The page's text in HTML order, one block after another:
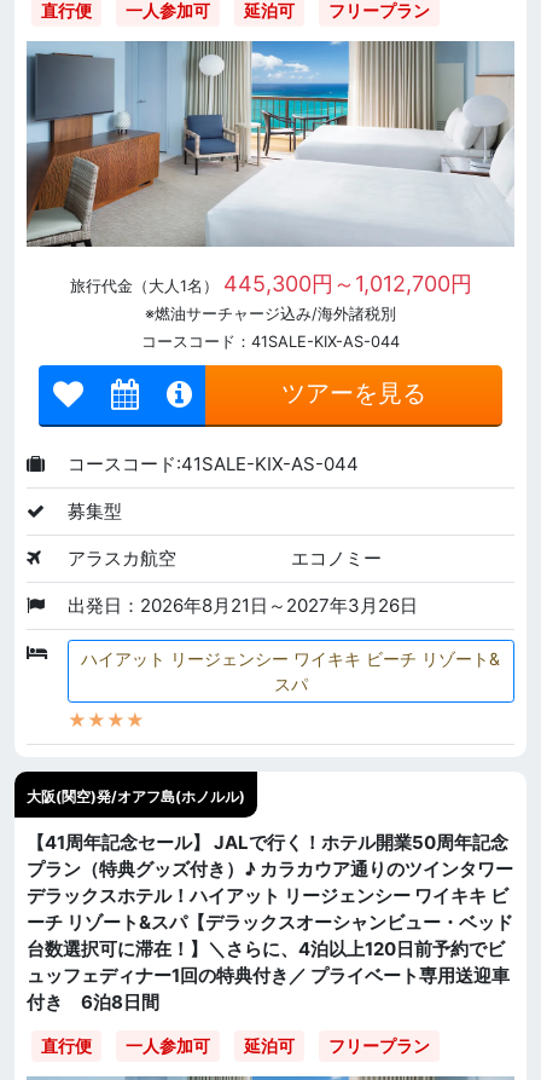
直行便 一人参加可 延泊可 フリープラン
旅行代金（大人1名） 445,300円～1,012,700円
※燃油サーチャージ込み/海外諸税別
コースコード：41SALE-KIX-AS-044
ツアーを見る
コースコード:41SALE-KIX-AS-044
募集型
アラスカ航空 エコノミー
出発日：2026年8月21日～2027年3月26日
ハイアット リージェンシー ワイキキ ビーチ リゾート&
スパ
★★★★
大阪(関空)発/オアフ島(ホノルル)
【41周年記念セール】 JALで行く！ホテル開業50周年記念
プラン（特典グッズ付き）♪ カラカウア通りのツインタワー
デラックスホテル！ハイアット リージェンシー ワイキキ ビ
ーチ リゾート&スパ【デラックスオーシャンビュー・ベッド
台数選択可に滞在！】＼さらに、4泊以上120日前予約でビ
ュッフェディナー1回の特典付き／ プライベート専用送迎車
付き 6泊8日間
直行便 一人参加可 延泊可 フリープラン